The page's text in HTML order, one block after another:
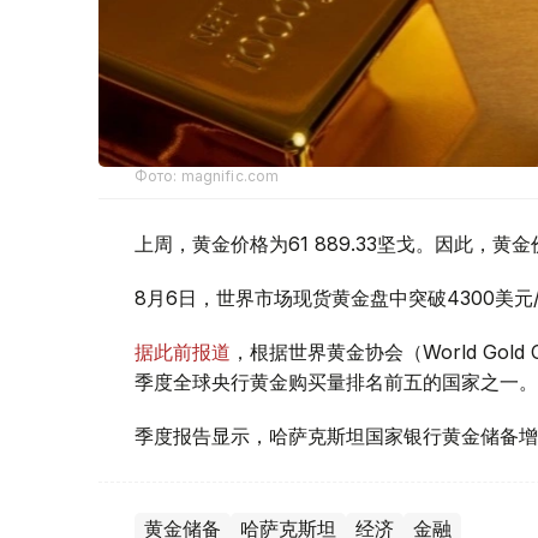
Фото: magnific.com
上周，黄金价格为61 889.33坚戈。因此，黄
8月6日，世界市场现货黄金盘中突破4300美元
据此前报道 ，根据世界黄金协会（World
季度全球央行黄金购买量排名前五的国家之一。
季度报告显示，哈萨克斯坦国家银行黄金储备增
黄金储备 哈萨克斯坦 经济 金融